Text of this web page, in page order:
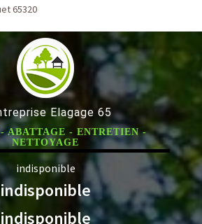
65320
Elagage 65
ABATTAGE - ENTRETIEN -
NETTOYAGE
indisponible
indisponible
indisponible